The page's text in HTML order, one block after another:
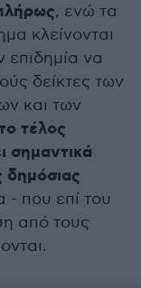
, ενώ τα
κλείνονται
επιδημία να
δείκτες των
και των
τέλος
σημαντικά
δημόσιας
- που επί του
από τους